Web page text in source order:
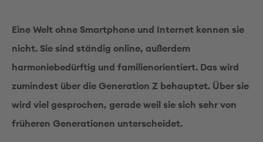
Eine Welt ohne Smartphone und Internet kennen sie
nicht. Sie sind ständig online, außerdem
harmoniebedürftig und familienorientiert. Das wird
zumindest über die Generation Z behauptet. Über sie
wird viel gesprochen, gerade weil sie sich sehr von
früheren Generationen unterscheidet.